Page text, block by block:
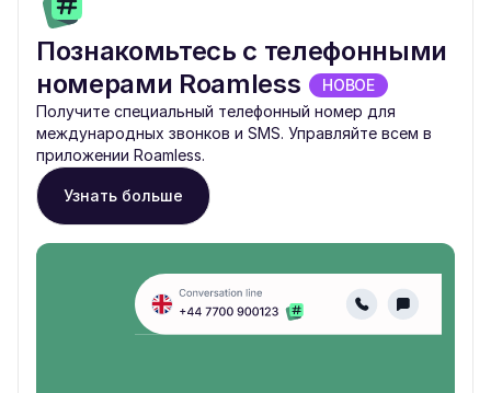
Познакомьтесь с телефонными
номерами Roamless
НОВОЕ
Получите специальный телефонный номер для
международных звонков и SMS. Управляйте всем в
приложении Roamless.
Узнать больше